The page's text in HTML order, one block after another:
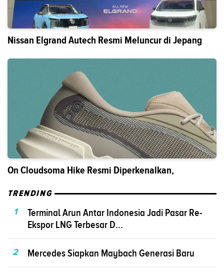
Nissan Elgrand Autech Resmi Meluncur di Jepang
On Cloudsoma Hike Resmi Diperkenalkan,
TRENDING
1
Terminal Arun Antar Indonesia Jadi Pasar Re-
Ekspor LNG Terbesar D...
2 Mercedes Siapkan Maybach Generasi Baru